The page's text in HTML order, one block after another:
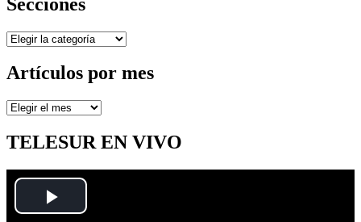
Secciones
Artículos por mes
Artículos
mes
TELESUR EN VIVO